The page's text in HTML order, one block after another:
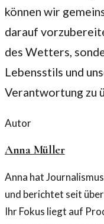
können wir
darauf
des Wetters,
Lebensstils und
Verantwortung zu
Autor
Anna Müller
Anna hat
und berichtet seit
Ihr Fokus liegt auf